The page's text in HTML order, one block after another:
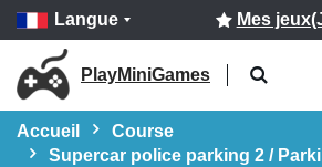
Langue Mes
PlayMiniGames
Accueil
Course
Supercar police parking 2 /